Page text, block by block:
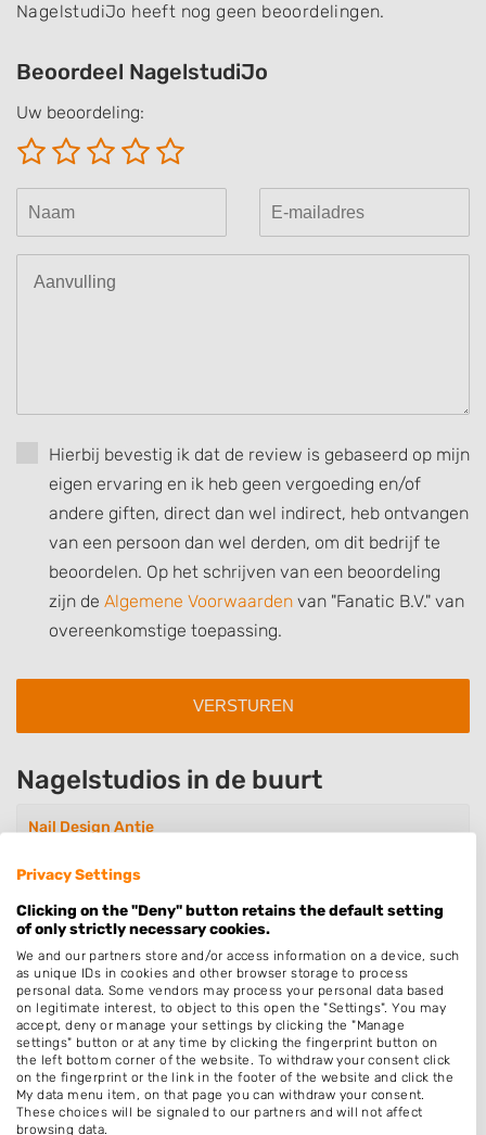
NagelstudiJo heeft nog geen beoordelingen.
Beoordeel NagelstudiJo
Uw beoordeling:
Hierbij bevestig ik dat de review is gebaseerd op mijn
eigen ervaring en ik heb geen vergoeding en/of
andere giften, direct dan wel indirect, heb ontvangen
van een persoon dan wel derden, om dit bedrijf te
beoordelen. Op het schrijven van een beoordeling
zijn de Algemene Voorwaarden van "Fanatic B.V." van
overeenkomstige toepassing.
Nagelstudios in de buurt
Nail Design Antje
9251EG Burgum
Studio Y-nique
Kuormakkersstrjitte 19
9251HR Burgum
Op 4,89 km afstand
Hands On Nails
Privacy Settings
Clicking on the "Deny" button retains the default setting
of only strictly necessary cookies.
We and our partners store and/or access information on a device, such
as unique IDs in cookies and other browser storage to process
personal data. Some vendors may process your personal data based
on legitimate interest, to object to this open the "Settings". You may
accept, deny or manage your settings by clicking the "Manage
settings" button or at any time by clicking the fingerprint button on
the left bottom corner of the website. To withdraw your consent click
on the fingerprint or the link in the footer of the website and click the
My data menu item, on that page you can withdraw your consent.
These choices will be signaled to our partners and will not affect
browsing data.